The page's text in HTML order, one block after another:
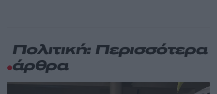
Πολιτική: Περισσότερα
άρθρα